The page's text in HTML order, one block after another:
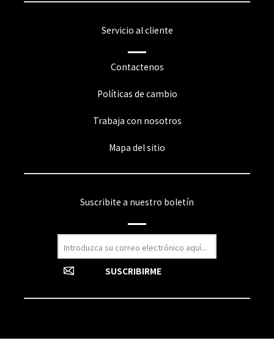
Servicio al cliente
Contactenos
Políticas de cambio
Trabaja con nosotros
Mapa del sitio
Suscribite a nuestro boletín